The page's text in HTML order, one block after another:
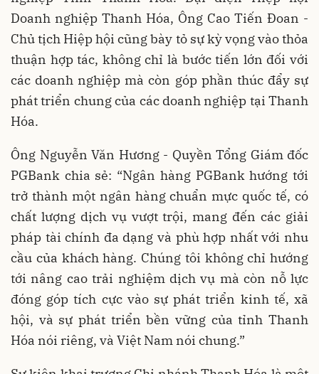
Doanh nghiệp Thanh Hóa, Ông Cao Tiến Đoan -
Chủ tịch Hiệp hội cũng bày tỏ sự kỳ vọng vào thỏa
thuận hợp tác, không chỉ là bước tiến lớn đối với
các doanh nghiệp mà còn góp phần thúc đẩy sự
phát triển chung của các doanh nghiệp tại Thanh
Hóa.
Ông Nguyễn Văn Hương - Quyền Tổng Giám đốc
PGBank chia sẻ: “Ngân hàng PGBank hướng tới
trở thành một ngân hàng chuẩn mực quốc tế, có
chất lượng dịch vụ vượt trội, mang đến các giải
pháp tài chính đa dạng và phù hợp nhất với nhu
cầu của khách hàng. Chúng tôi không chỉ hướng
tới nâng cao trải nghiệm dịch vụ mà còn nỗ lực
đóng góp tích cực vào sự phát triển kinh tế, xã
hội, và sự phát triển bền vững của tỉnh Thanh
Hóa nói riêng, và Việt Nam nói chung.”